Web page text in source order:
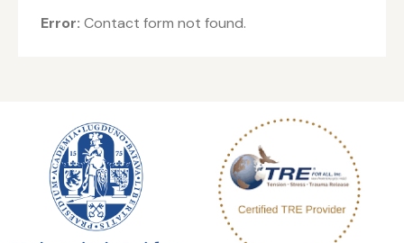
Error: Contact form not found.